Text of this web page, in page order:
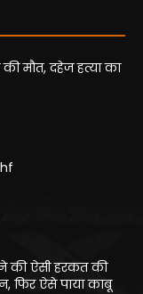
मौत, दहेज हत्या का
की ऐसी हरकत की
फिर ऐसे पाया काबू